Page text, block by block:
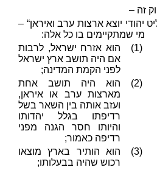
זה –
יהודי יוצא ארצות ערב ואיראן“ –
מי שמתקיימים בו כל אלה:
(1)
הוא אזרח ישראל, לרבות
אם היה תושב ארץ ישראל
לפני הקמת המדינה;
(2)
הוא היה תושב אחת
מארצות ערב או איראן,
ועזב אותה בין השאר בשל
רדיפתו בגלל יהדותו
והיותו חסר הגנה מפני
רדיפה כאמור;
(3)
הוא הותיר בארץ מוצאו
רכוש שהיה בבעלותו;